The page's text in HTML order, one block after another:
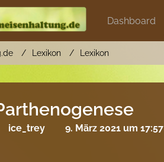
Dashboard
Lexikon Lexikon
ice_trey 9. März 2021 um 17:57